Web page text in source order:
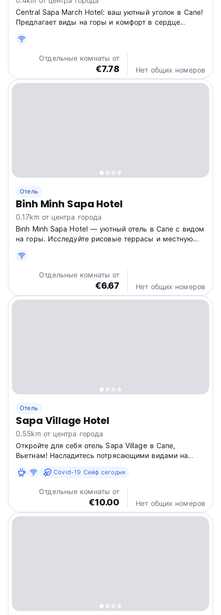
Central Sapa March Hotel: ваш уютный уголок в Сапе!
Предлагает виды на горы и комфорт в сердце
культурой Сапы. (Auto-translated from original
Отдельные комнаты от
€7.78 Нет общих номеров
Отель
Binh Minh Sapa Hotel
0.17km от центра города
Binh Minh Sapa Hotel — уютный отель в Сапе с видом
на горы. Исследуйте рисовые террасы и местную
культурных туров. (Auto-translated from original
Отдельные комнаты от
€6.67 Нет общих номеров
Отель
Sapa Village Hotel
0.55km от центра города
Откройте для себя отель Sapa Village в Сапе,
Вьетнам! Насладитесь потрясающими видами на
отель идеально подходит для индивидуальных
путешественников, ищущих горные походы и
культурное погружение. (Auto-translated...
Covid-19 Сейф сегодня
Отдельные комнаты от
€10.00 Нет общих номеров